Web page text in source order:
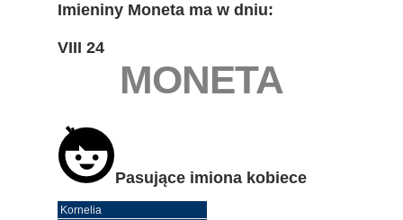
Imieniny Moneta ma w dniu:
VIII 24
MONETA
Pasujące imiona kobiece
Kornelia